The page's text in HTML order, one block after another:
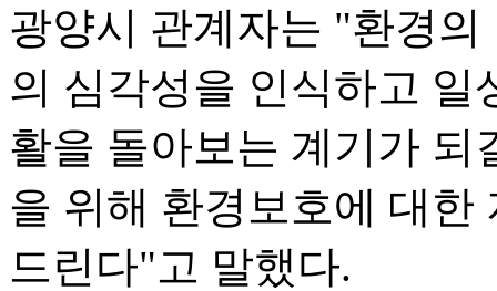
광양시 관계자는 "환경
의 심각성을 인식하고 일
활을 돌아보는 계기가
을 위해 환경보호에 대한
드린다"고 말했다.